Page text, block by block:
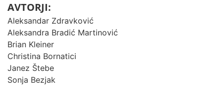
AVTORJI:
Aleksandar Zdravković
Aleksandra Bradić Martinović
Brian Kleiner
Christina Bornatici
Janez Štebe
Sonja Bezjak